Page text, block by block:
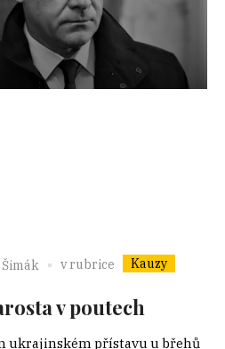
v rubrice Kauzy
v poutech
ukrajinském přístavu u břehů